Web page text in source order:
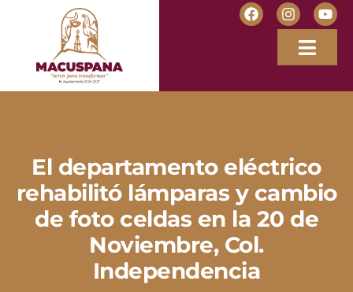
El departamento eléctrico
rehabilitó lámparas y cambio
de foto celdas en la 20 de
Noviembre, Col.
Independencia